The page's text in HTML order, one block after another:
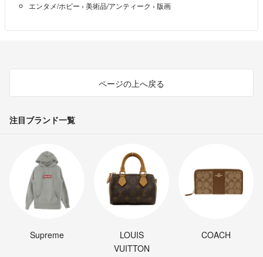
エンタメ/ホビー › 美術品/アンティーク › 版画
ページの上へ戻る
注目ブランド一覧
Supreme
LOUIS
VUITTON
COACH